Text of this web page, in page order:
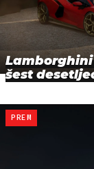
šest
PREM